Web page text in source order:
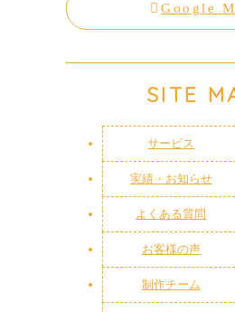
Google
SITE
サービス
実績・お知らせ
よくある質問
お客様の声
制作チーム